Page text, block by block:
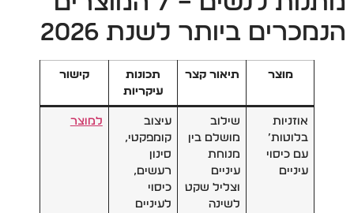
הנמכרים ביותר לשנת 2026
מוצר תיאור קצר
תכונות
עיקריות
קישור
אוזניות
בלוטות’
עם כיסוי
עיניים
שילוב
מושלם בין
מנוחת
עיניים
וצליל שקט
לשינה
עיצוב
קומפקטי,
סינון
רעשים,
כיסוי
לעיניים
למוצר